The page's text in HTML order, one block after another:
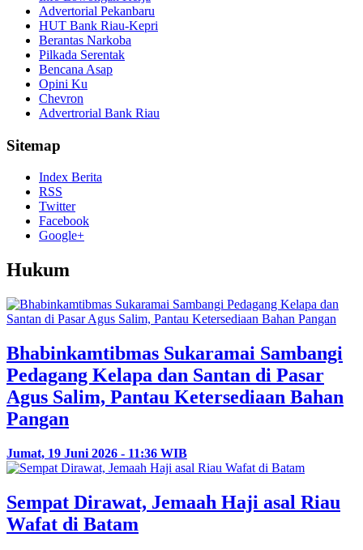
Advertorial Pekanbaru
HUT Bank Riau-Kepri
Berantas Narkoba
Pilkada Serentak
Bencana Asap
Opini Ku
Chevron
Advertrorial Bank Riau
Sitemap
Index Berita
RSS
Twitter
Facebook
Google+
Hukum
Bhabinkamtibmas Sukaramai Sambangi
Pedagang Kelapa dan Santan di Pasar
Agus Salim, Pantau Ketersediaan Bahan
Pangan
Jumat, 19 Juni 2026 - 11:36 WIB
Sempat Dirawat, Jemaah Haji asal Riau
Wafat di Batam